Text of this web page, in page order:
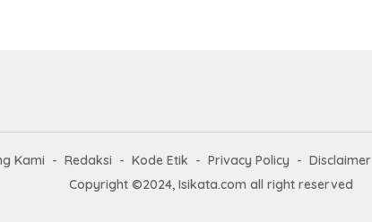
Kami Redaksi Kode Etik Privacy Policy Disclaimer
Copyright ©2024, Isikata.com all right reserved